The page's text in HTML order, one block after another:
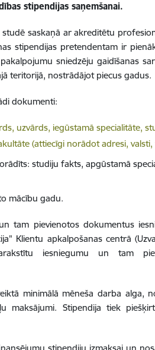
stipendijas saņemšanai.
saskaņā ar akreditētu
stipendijas pretendentam ir
sniedzēju gaidīšanas
teritorijā, nostrādājot piecus gadus.
dokumenti:
uzvārds, iegūstamā specialitāte,
(attiecīgi norādot adresi,
studiju fakts, apgūstamā
mācību gadu.
tam pievienotos dokumentus
Klientu apkalpošanas centrā
iesniegumu un tam
minimālā mēneša darba alga,
maksājumi. Stipendija tiek